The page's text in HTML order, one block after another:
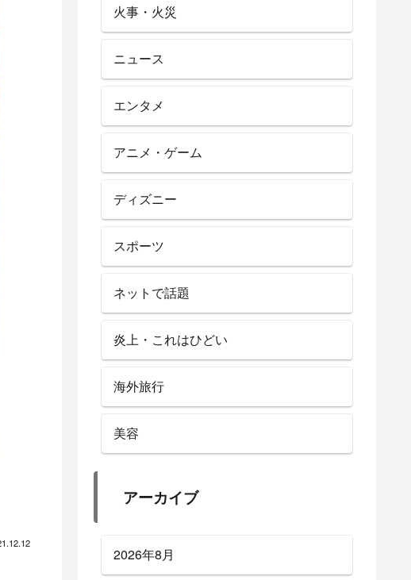
火事・火災
ニュース
エンタメ
アニメ・ゲーム
ディズニー
スポーツ
ネットで話題
炎上・これはひどい
海外旅行
美容
アーカイブ
2026年8月